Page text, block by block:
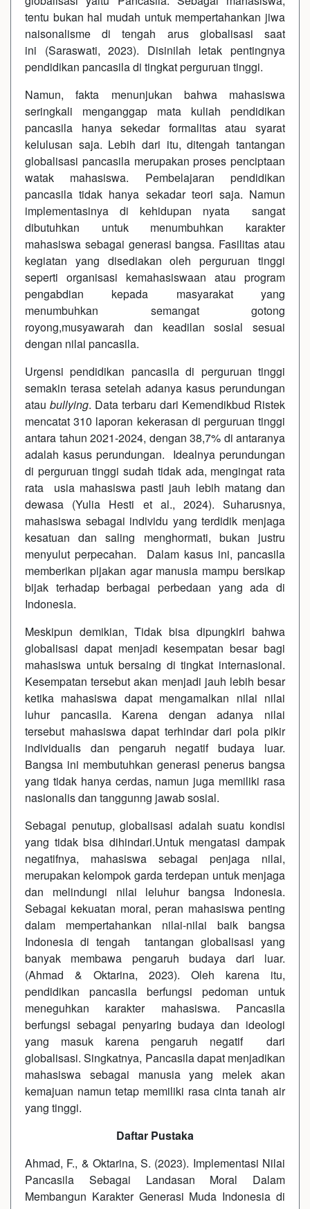
tentu bukan hal mudah untuk mempertahankan jiwa
naisonalisme di tengah arus globalisasi saat
ini (Saraswati, 2023). Disinilah letak pentingnya
pendidikan pancasila di tingkat perguruan tinggi.
Namun, fakta menunjukan bahwa mahasiswa
seringkali menganggap mata kuliah pendidikan
pancasila hanya sekedar formalitas atau syarat
kelulusan saja. Lebih dari itu, ditengah tantangan
globalisasi pancasila merupakan proses penciptaan
watak mahasiswa. Pembelajaran pendidikan
pancasila tidak hanya sekadar teori saja. Namun
implementasinya di kehidupan nyata sangat
dibutuhkan untuk menumbuhkan karakter
mahasiswa sebagai generasi bangsa. Fasilitas atau
kegiatan yang disediakan oleh perguruan tinggi
seperti organisasi kemahasiswaan atau program
pengabdian kepada masyarakat yang
menumbuhkan semangat gotong
royong,musyawarah dan keadilan sosial sesuai
dengan nilai pancasila.
Urgensi pendidikan pancasila di perguruan tinggi
semakin terasa setelah adanya kasus perundungan
atau bullying. Data terbaru dari Kemendikbud Ristek
mencatat 310 laporan kekerasan di perguruan tinggi
antara tahun 2021-2024, dengan 38,7% di antaranya
adalah kasus perundungan. Idealnya perundungan
di perguruan tinggi sudah tidak ada, mengingat rata
rata usia mahasiswa pasti jauh lebih matang dan
dewasa (Yulia Hesti et al., 2024). Suharusnya,
mahasiswa sebagai individu yang terdidik menjaga
kesatuan dan saling menghormati, bukan justru
menyulut perpecahan. Dalam kasus ini, pancasila
memberikan pijakan agar manusia mampu bersikap
bijak terhadap berbagai perbedaan yang ada di
Indonesia.
Meskipun demikian, Tidak bisa dipungkiri bahwa
globalisasi dapat menjadi kesempatan besar bagi
mahasiswa untuk bersaing di tingkat internasional.
Kesempatan tersebut akan menjadi jauh lebih besar
ketika mahasiswa dapat mengamalkan nilai nilai
luhur pancasila. Karena dengan adanya nilai
tersebut mahasiswa dapat terhindar dari pola pikir
individualis dan pengaruh negatif budaya luar.
Bangsa ini membutuhkan generasi penerus bangsa
yang tidak hanya cerdas, namun juga memiliki rasa
nasionalis dan tanggunng jawab sosial.
Sebagai penutup, globalisasi adalah suatu kondisi
yang tidak bisa dihindari.Untuk mengatasi dampak
negatifnya, mahasiswa sebagai penjaga nilai,
merupakan kelompok garda terdepan untuk menjaga
dan melindungi nilai leluhur bangsa Indonesia.
Sebagai kekuatan moral, peran mahasiswa penting
dalam mempertahankan nilai-nilai baik bangsa
Indonesia di tengah tantangan globalisasi yang
banyak membawa pengaruh budaya dari luar.
(Ahmad & Oktarina, 2023). Oleh karena itu,
pendidikan pancasila berfungsi pedoman untuk
meneguhkan karakter mahasiswa. Pancasila
berfungsi sebagai penyaring budaya dan ideologi
yang masuk karena pengaruh negatif dari
globalisasi. Singkatnya, Pancasila dapat menjadikan
mahasiswa sebagai manusia yang melek akan
kemajuan namun tetap memiliki rasa cinta tanah air
yang tinggi.
Daftar Pustaka
Ahmad, F., & Oktarina, S. (2023). Implementasi Nilai
Pancasila Sebagai Landasan Moral Dalam
Membangun Karakter Generasi Muda Indonesia di